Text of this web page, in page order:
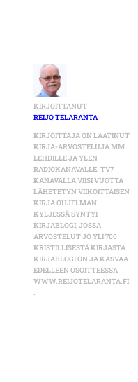
KIRJOITTANUT
REIJO TELARANTA
KIRJOITTAJA ON LAATINUT
KIRJA-ARVOSTELUJA MM.
LEHDILLE JA YLEN
RADIOKANAVALLE. TV7
KANAVALLA VIISI VUOTTA
LÄHETETYN VIIKOITTAISEN
KIRJA OHJELMAN
KYLJESSÄ SYNTYI
KIRJABLOGI, JOSSA
ARVOSTELUT JO YLI 700
KRISTILLISESTÄ KIRJASTA.
KIRJABLOGI ON JA KASVAA
EDELLEEN OSOITTEESSA
WWW.REIJOTELARANTA.FI
.